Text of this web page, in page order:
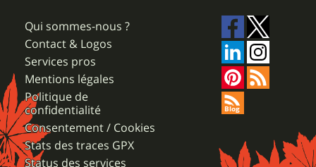
Qui sommes-nous ?
Contact & Logos
Services pros
Mentions légales
Politique de
confidentialité
Consentement / Cookies
Stats des traces GPX
Status des services